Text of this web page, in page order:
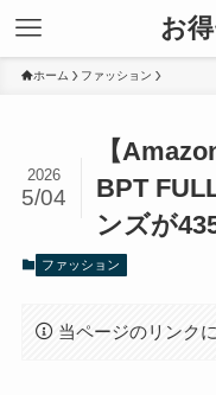
お
ホーム ファッション
【
BPT
ンズが
2026
5/04
ファッション
当ページのリンク